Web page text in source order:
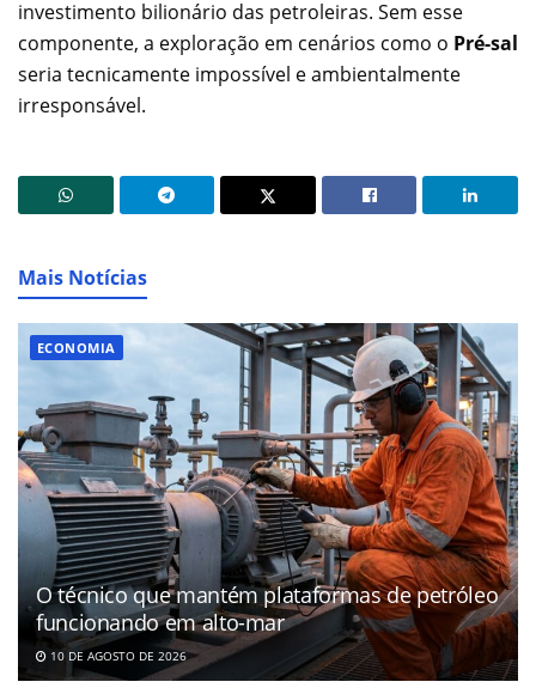
investimento bilionário das petroleiras. Sem esse
componente, a exploração em cenários como o Pré-sal
seria tecnicamente impossível e ambientalmente
irresponsável.
Mais Notícias
ECONOMIA
O técnico que mantém plataformas de petróleo
funcionando em alto-mar
10 DE AGOSTO DE 2026